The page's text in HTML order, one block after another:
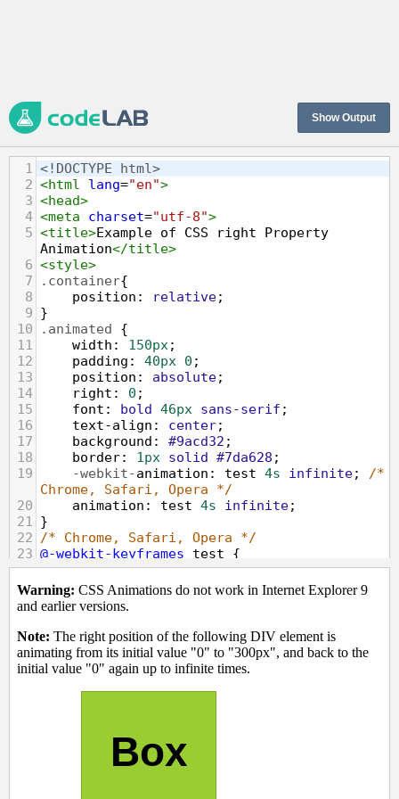
Show Output
1 <!DOCTYPE html>
2 <html lang="en">
3 <head>
4 <meta charset="utf-8">
5 <title>Example of CSS right Property
Animation</title>
6 <style>
7
.container{
8
position : relative;
9 }
10
.animated {
11
width : 150px;
12
padding : 40px 0 ;
13
position : absolute;
14
right : 0 ;
15
font : bold 46px sans-serif ;
16
text-align : center;
17
background : #9acd32 ;
18
border: 1px solid #7da628 ;
19
-webkit-animation : test 4s infinite; /*
Chrome, Safari, Opera */
20
animation : test 4s infinite;
21 }
22 /* Chrome, Safari, Opera */
23 @-webkit-keyframes test {
24
50% {right: 300px;}
25 }
26 /* Standard syntax */
28
50% {right : 300px;}
29 }
30 </style>